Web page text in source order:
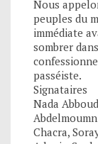
Nous
peuples du
immédiate
sombrer
passéiste.
Signataires
Nada
Chacra,